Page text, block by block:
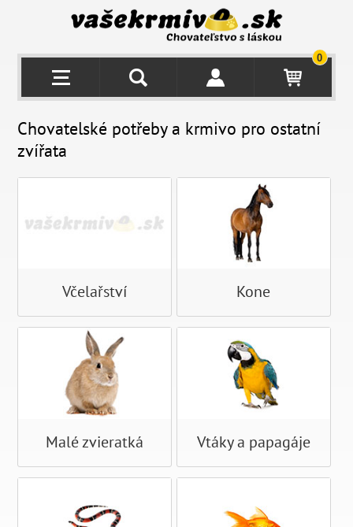
0
Chovatelské potřeby a krmivo pro ostatní
zvířata
Včelařství Kone
Malé zvieratká Vtáky a papagáje